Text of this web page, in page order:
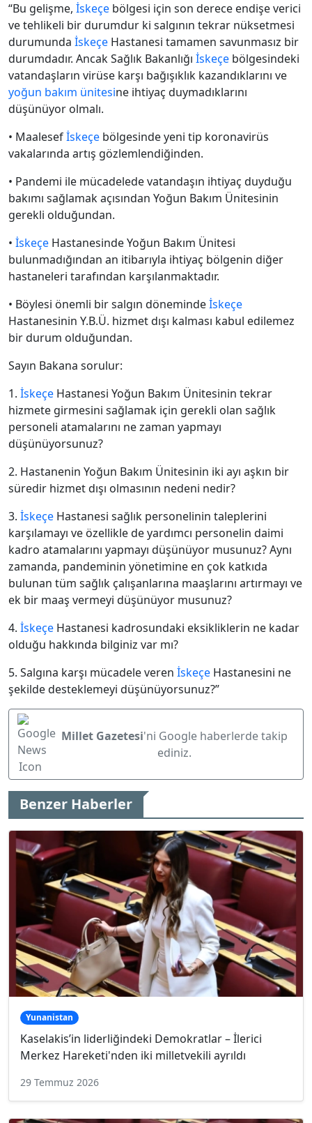
“Bu gelişme, İskeçe bölgesi için son derece endişe verici
ve tehlikeli bir durumdur ki salgının tekrar nüksetmesi
durumunda İskeçe Hastanesi tamamen savunmasız bir
durumdadır. Αncak Sağlık Bakanlığı İskeçe bölgesindeki
vatandaşların virüse karşı bağışıklık kazandıklarını ve
yoğun bakım ünitesine ihtiyaç duymadıklarını
düşünüyor olmalı.
• Μaalesefİskeçe bölgesinde yeni tip koronavirüs
vakalarında artış gözlemlendiğinden.
• Pandemi ile mücadelede vatandaşın ihtiyaç duyduğu
bakımı sağlamak açısından Yoğun Bakım Ünitesinin
gerekli olduğundan.
• İskeçe Hastanesinde Yoğun Bakım Ünitesi
bulunmadığından an itibarıyla ihtiyaç bölgenin diğer
hastaneleri tarafından karşılanmaktadır.
• Böylesi önemli bir salgın dönemindeİskeçe
Hastanesinin Y.B.Ü. hizmet dışı kalması kabul edilemez
bir durum olduğundan.
Sayın Bakana sorulur:
1. İskeçe Hastanesi Yoğun Bakım Ünitesinin tekrar
hizmete girmesini sağlamak için gerekli olan sağlık
personeli atamalarını ne zaman yapmayı
düşünüyorsunuz?
2. Hastanenin Yoğun Bakım Ünitesinin iki ayı aşkın bir
süredir hizmet dışı olmasının nedeni nedir?
3. İskeçe Hastanesi sağlık personelinin taleplerini
karşılamayı ve özellikle de yardımcı personelin daimi
kadro atamalarını yapmayı düşünüyor musunuz? Aynı
zamanda, pandeminin yönetimine en çok katkıda
bulunan tüm sağlık çalışanlarına maaşlarını artırmayı ve
ek bir maaş vermeyi düşünüyor musunuz?
4. İskeçe Hastanesi kadrosundaki eksikliklerin ne kadar
olduğu hakkında bilginiz var mı?
5. Salgına karşı mücadele veren İskeçe Hastanesini ne
şekilde desteklemeyi düşünüyorsunuz?”
Millet Gazetesi'ni Google haberlerde takip
ediniz.
Benzer Haberler
Yunanistan
Kaselakis’in liderliğindeki Demokratlar – İlerici
Merkez Hareketi'nden iki milletvekili ayrıldı
29 Temmuz 2026